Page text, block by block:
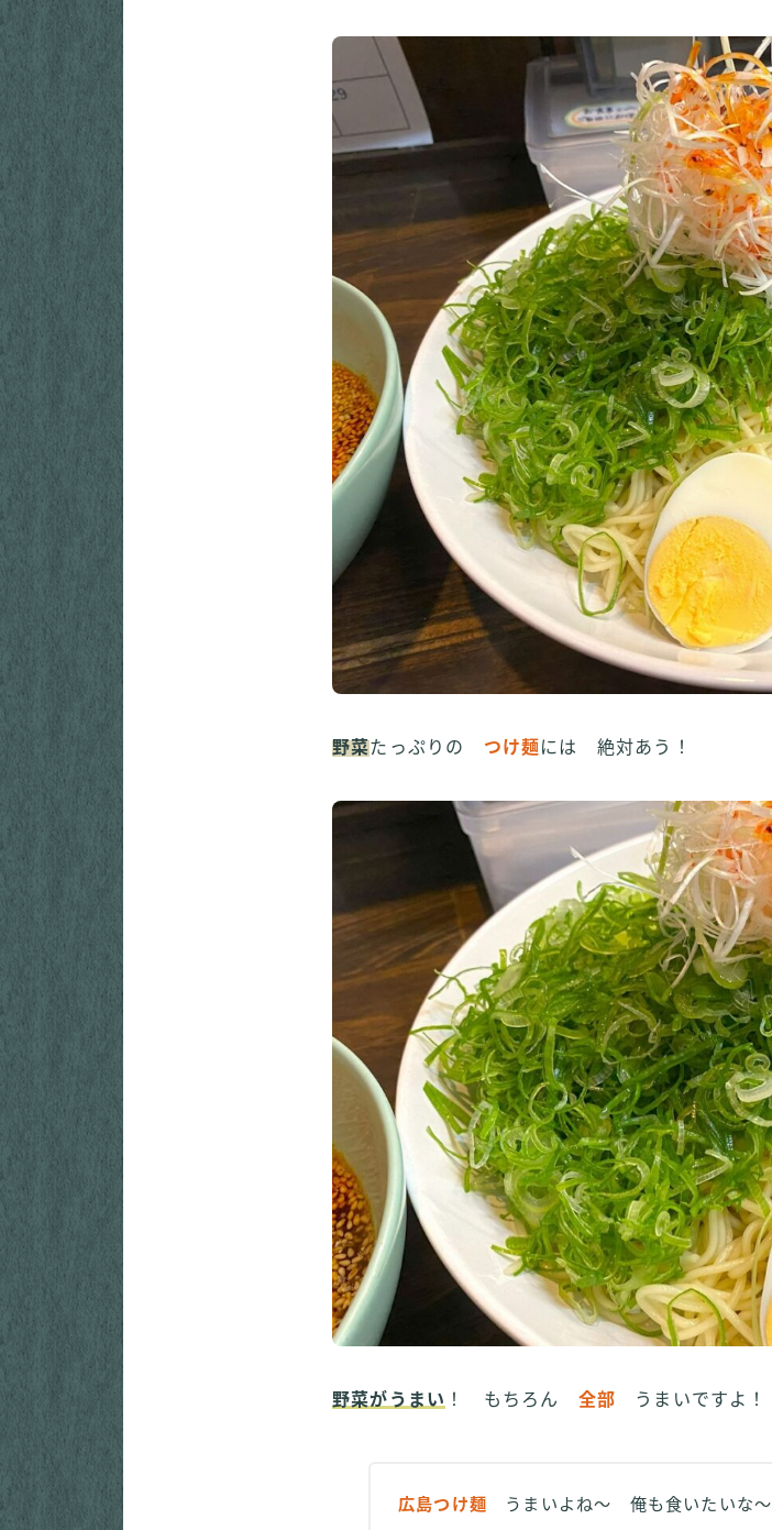
野菜たっぷりの つけ麺 には 絶対あう！
野菜がうまい ！ もちろん 全部 うまいですよ！
広島つけ麺 うまいよね～ 俺も食いたいな～